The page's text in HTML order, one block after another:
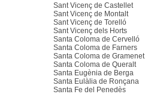
Sant Vicenç de Castellet
Sant Vicenç de Montalt
Sant Vicenç de Torelló
Sant Vicenç dels Horts
Santa Coloma de Cervelló
Santa Coloma de Farners
Santa Coloma de Gramenet
Santa Coloma de Queralt
Santa Eugènia de Berga
Santa Eulàlia de Ronçana
Santa Fe del Penedès